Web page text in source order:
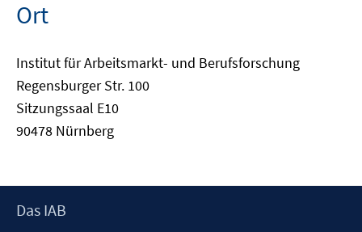
Ort
Institut für Arbeitsmarkt- und Berufsforschung
Regensburger Str. 100
Sitzungssaal E10
90478 Nürnberg
Footer
Das IAB